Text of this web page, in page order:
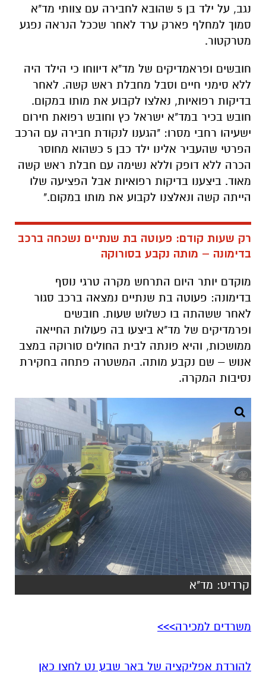
נגב, על ילד בן 5 שהובא לחבירה עם צוותי מד"א
סמוך למחלף פארק ערד לאחר שככל הנראה נפגע
מטרקטור.
חובשים ופראמדיקים של מד"א דיווחו כי הילד היה
ללא סימני חיים וסבל מחבלת ראש קשה. לאחר
בדיקות רפואיות, נאלצו לקבוע את מותו במקום.
חובש בכיר במד"א ישראל כץ וחובש רפואת חירום
ישעיהו רחבי מסרו: "הגענו לנקודת חבירה עם הרכב
הפרטי שהעביר אלינו ילד כבן 5 כשהוא מחוסר
הכרה ללא דופק וללא נשימה עם חבלת ראש קשה
מאוד. ביצענו בדיקות רפואיות אבל הפציעה שלו
הייתה קשה ונאלצנו לקבוע את מותו במקום."
רק שעות קודם: פעוטה בת שנתיים נשכחה ברכב
בדימונה – מותה נקבע בסורוקה
מוקדם יותר היום התרחש מקרה טרגי נוסף
בדימונה: פעוטה בת שנתיים נמצאה ברכב סגור
לאחר ששהתה בו כשלוש שעות. חובשים
ופרמדיקים של מד"א ביצעו בה פעולות החייאה
ממושכות, והיא פונתה לבית החולים סורוקה במצב
אנוש – שם נקבע מותה. המשטרה פתחה בחקירת
נסיבות המקרה.
קרדיט: מד"א
משרדים למכירה>>>
להורדת אפליקציה של באר שבע נט לחצו כאן